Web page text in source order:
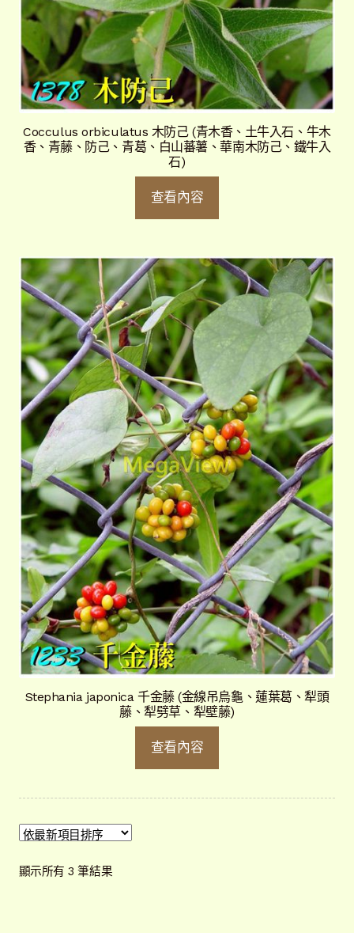
Cocculus orbiculatus 木防己 (青木香、土牛入石、牛木
香、青藤、防己、青葛、白山蕃薯、華南木防己、鐵牛入
石)
查看內容
Stephania japonica 千金藤 (金線吊烏龜、蓮葉葛、犁頭
藤、犁劈草、犁壁藤)
查看內容
顯示所有 3 筆結果依